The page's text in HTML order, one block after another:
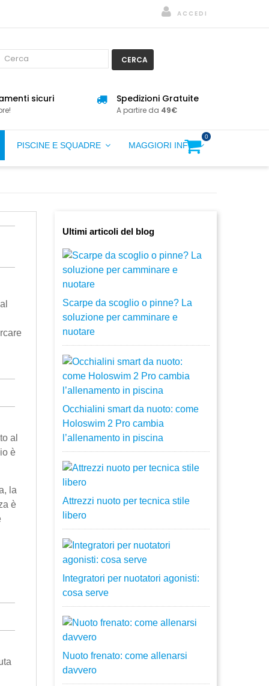
ACCEDI
CERCA
sicuri Spedizioni Gratuite
A partire da 49€
PISCINE E SQUADRE MAGGIORI INFO
0
al
è
la
è
Ultimi articoli del blog
Scarpe da scoglio o pinne? La
soluzione per camminare e
nuotare
Occhialini smart da nuoto: come
Holoswim 2 Pro cambia
l’allenamento in piscina
Attrezzi nuoto per tecnica stile
libero
Integratori per nuotatori agonisti:
cosa serve
Nuoto frenato: come allenarsi
davvero